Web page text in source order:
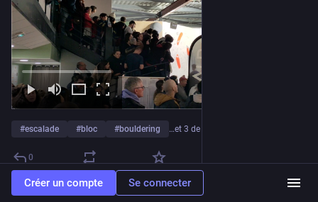
#escalade #bloc #bouldering …et 3 de plus
0
Créer un compte Se connecter